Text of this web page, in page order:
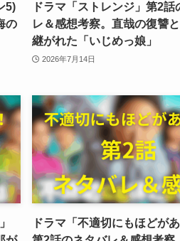
5)
の
ドラマ「ストレンジ」第2話
レ＆感想考察。直哉の復讐
継がれた「いじめっ娘」
2026年7月14日
ドラマ「不適切にもほどがあ